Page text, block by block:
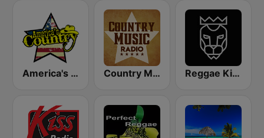
America's Country Country Music Radio - Classic Country Reggae King Radio